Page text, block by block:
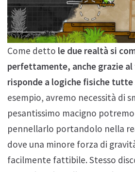
Come detto le due realtà si
perfettamente, anche grazie
risponde a logiche fisiche tutte
esempio, avremo necessità di
pesantissimo macigno
pennellarlo portandolo nella
dove una minore forza di
facilmente fattibile. Stesso